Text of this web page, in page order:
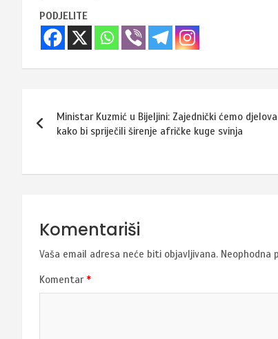
PODJELITE
članaka
Ministar Kuzmić u Bijeljini: Zajednički ćemo
kako bi spriječili širenje afričke kuge svinja
Komentariši
Vaša email adresa neće biti objavljivana. Neophodna
Komentar *